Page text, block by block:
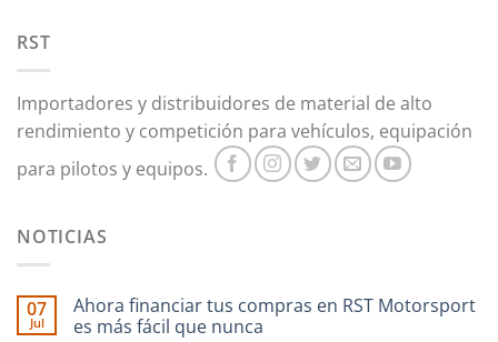
RST
Importadores y distribuidores de material de alto
rendimiento y competición para vehículos, equipación
para pilotos y equipos.
NOTICIAS
07
Jul
Ahora financiar tus compras en RST Motorsport
es más fácil que nunca